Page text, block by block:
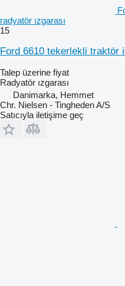
radyatör ızgarası
15
Ford 6610 tekerlekli traktör
Talep üzerine fiyat
Radyatör ızgarası
Danimarka, Hemmet
Chr. Nielsen - Tingheden A/S
Satıcıyla iletişime geç